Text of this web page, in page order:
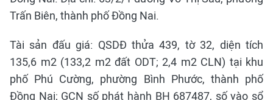
Trấn Biên, thành phố Đồng Nai.
Tài sản đấu giá: QSDĐ thửa 439, tờ 32, diện tích
135,6 m2 (133,2 m2 đất ODT; 2,4 m2 CLN) tại khu
phố Phú Cường, phường Bình Phước, thành phố
Đồng Nai; GCN số phát hành BH 687487, số vào sổ